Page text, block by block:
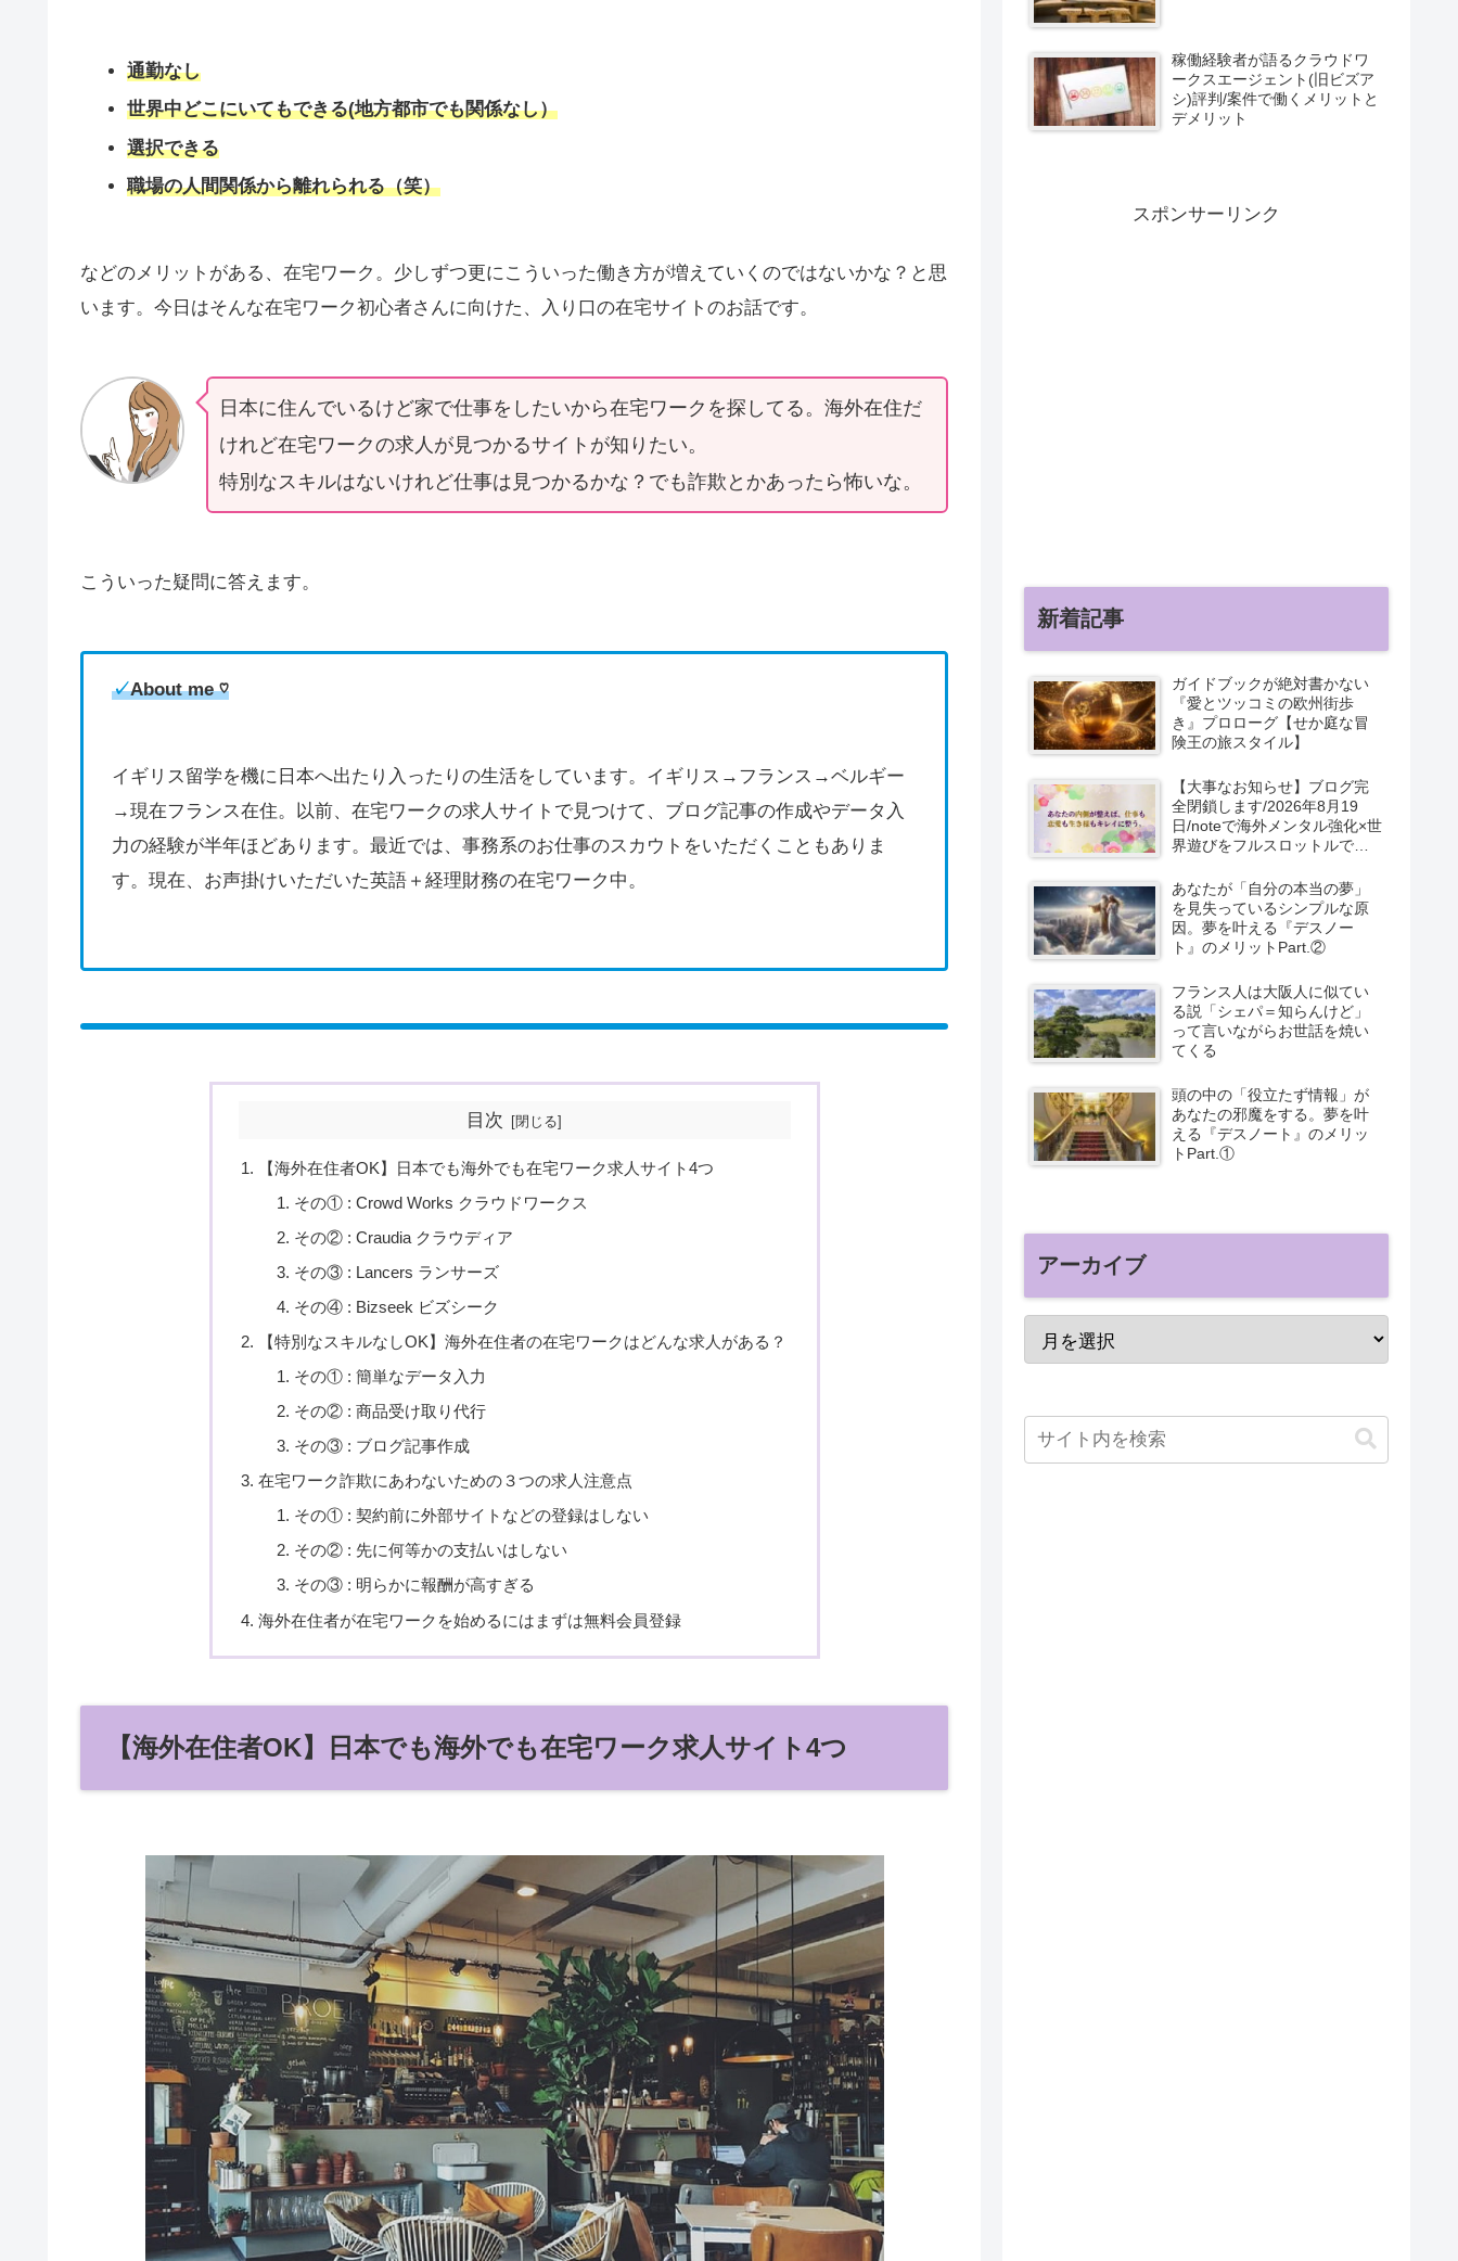
通勤なし
世界中どこにいてもできる(地方都市でも関係なし）
選択できる
職場の人間関係から離れられる（笑）
などのメリットがある、在宅ワーク。少しずつ更にこういった働き方が増えていくのではないかな？と思
います。今日はそんな在宅ワーク初心者さんに向けた、入り口の在宅サイトのお話です。
日本に住んでいるけど家で仕事をしたいから在宅ワークを探してる。海外在住だ
けれど在宅ワークの求人が見つかるサイトが知りたい。
特別なスキルはないけれど仕事は見つかるかな？でも詐欺とかあったら怖いな。
こういった疑問に答えます。
✓About me ♡
イギリス留学を機に日本へ出たり入ったりの生活をしています。イギリス→フランス→ベルギー
→現在フランス在住。以前、在宅ワークの求人サイトで見つけて、ブログ記事の作成やデータ入
力の経験が半年ほどあります。最近では、事務系のお仕事のスカウトをいただくこともありま
す。現在、お声掛けいただいた英語＋経理財務の在宅ワーク中。
目次
【海外在住者OK】日本でも海外でも在宅ワーク求人サイト4つ
その① : Crowd Works クラウドワークス
その② : Craudia クラウディア
その③ : Lancers ランサーズ
その④ : Bizseek ビズシーク
【特別なスキルなしOK】海外在住者の在宅ワークはどんな求人がある？
その① : 簡単なデータ入力
その② : 商品受け取り代行
その③ : ブログ記事作成
在宅ワーク詐欺にあわないための３つの求人注意点
その① : 契約前に外部サイトなどの登録はしない
その② : 先に何等かの支払いはしない
その③ : 明らかに報酬が高すぎる
海外在住者が在宅ワークを始めるにはまずは無料会員登録
【海外在住者OK】日本でも海外でも在宅ワーク求人サイト4つ
稼働経験者が語るクラウドワ
ークスエージェント(旧ビズア
シ)評判/案件で働くメリットと
デメリット
スポンサーリンク
新着記事
ガイドブックが絶対書かない
『愛とツッコミの欧州街歩
き』プロローグ【せか庭な冒
険王の旅スタイル】
【大事なお知らせ】ブログ完
全閉鎖します/2026年8月19
日/noteで海外メンタル強化×世
界遊びをフルスロットルで書
あなたが「自分の本当の夢」
を見失っているシンプルな原
因。夢を叶える『デスノー
ト』のメリットPart.②
フランス人は大阪人に似てい
る説「シェパ＝知らんけど」
って言いながらお世話を焼い
てくる
頭の中の「役立たず情報」が
あなたの邪魔をする。夢を叶
える『デスノート』のメリッ
トPart.①
アーカイブ